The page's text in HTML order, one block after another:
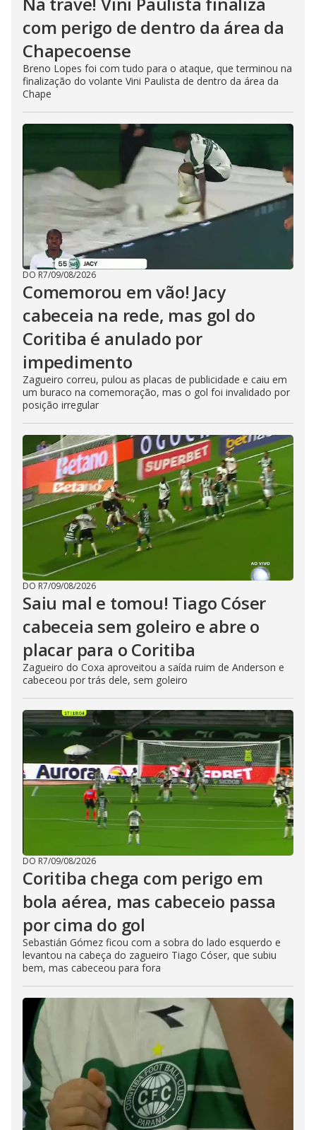
com perigo de dentro da área da
Chapecoense
Breno Lopes foi com tudo para o ataque, que terminou na
finalização do volante Vini Paulista de dentro da área da
Chape
DO R7/09/08/2026
Comemorou em vão! Jacy
cabeceia na rede, mas gol do
Coritiba é anulado por
impedimento
Zagueiro correu, pulou as placas de publicidade e caiu em
um buraco na comemoração, mas o gol foi invalidado por
posição irregular
DO R7/09/08/2026
Saiu mal e tomou! Tiago Cóser
cabeceia sem goleiro e abre o
placar para o Coritiba
Zagueiro do Coxa aproveitou a saída ruim de Anderson e
cabeceou por trás dele, sem goleiro
DO R7/09/08/2026
Coritiba chega com perigo em
bola aérea, mas cabeceio passa
por cima do gol
Sebastián Gómez ficou com a sobra do lado esquerdo e
levantou na cabeça do zagueiro Tiago Cóser, que subiu
bem, mas cabeceou para fora